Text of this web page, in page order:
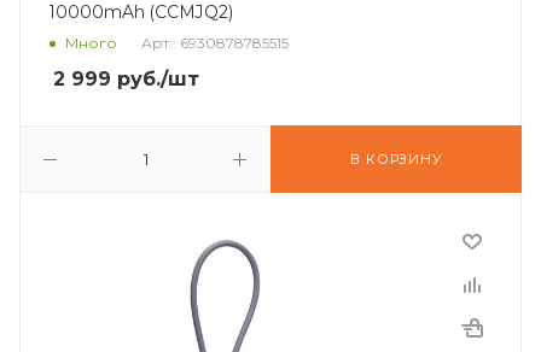
10000mAh (CCMJQ2)
Много Арт.: 6930878785515
2 999 руб./шт
В КОРЗИНУ